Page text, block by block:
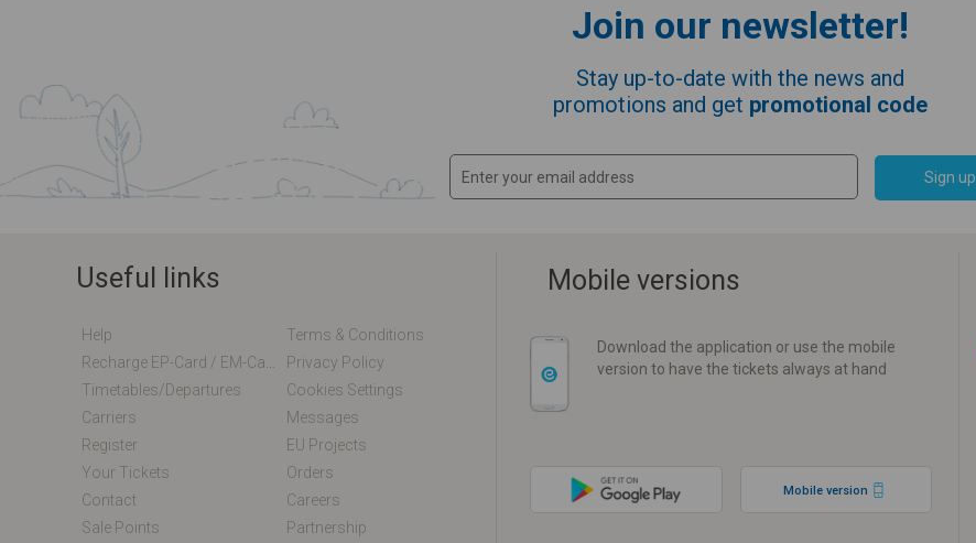
Join our newsletter!
Stay up-to-date with the news and
promotions and get promotional code
Sign up
Useful links
Help
Terms & Conditions
Privacy Policy
Timetables/departures
Cookies Settings
Carriers
Messages
Register
EU Projects
Your Tickets
Orders
Contact
Careers
Sale Points
Partnership
Mobile versions
Download the application or use the mobile
version to have the tickets always at hand
Mobile version